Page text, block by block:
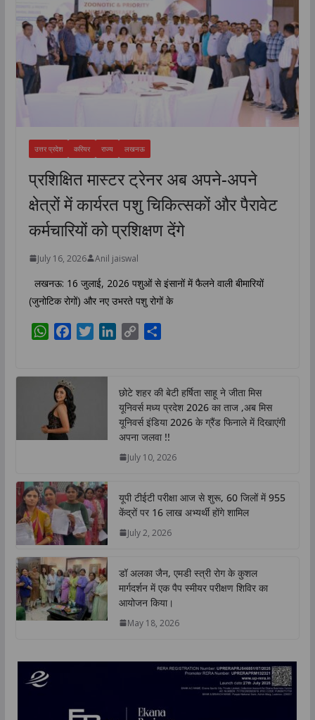
उत्तर प्रदेश करियर राज्य लखनऊ
प्रशिक्षित मास्टर ट्रेनर अब अपने-अपने
क्षेत्रों में कार्यरत पशु चिकित्सकों और पैरावेट
कर्मचारियों को प्रशिक्षण देंगे
July 16, 2026 Anil jaiswal
लखनऊ: 16 जुलाई, 2026 पशुओं से इंसानों में फैलने वाली बीमारियों
(जुनोटिक रोगों) और नए उभरते पशु रोगों के
W
s
A
p
e
b
o
o
e
d
n
L
i
n
e
छोटे शहर की बेटी हर्षिता साहू ने जीता मिस
यूनिवर्स मध्य प्रदेश 2026 का ताज ,अब मिस
यूनिवर्स इंडिया 2026 के ग्रैंड फिनाले में दिखाएंगी
अपना जलवा !!
July 10, 2026
यूपी टीईटी परीक्षा आज से शुरू, 60 जिलों में 955
केंद्रों पर 16 लाख अभ्यर्थी होंगे शामिल
July 2, 2026
डॉ अलका जैन, एमडी स्त्री रोग के कुशल
मार्गदर्शन में एक पैप स्मीयर परीक्षण शिविर का
आयोजन किया।
May 18, 2026